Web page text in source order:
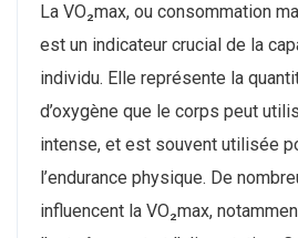
La VO₂max, ou consommation
est un indicateur crucial de la
individu. Elle représente la
d’oxygène que le corps peut
intense, et est souvent utilisée
l’endurance physique. De
influencent la VO₂max,